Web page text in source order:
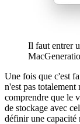
Il faut entrer
Une fois que c'est
n'est pas
comprendre que le
de stockage avec
définir une capacité